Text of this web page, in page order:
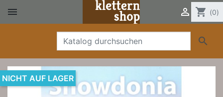
  shopping_cart (0)

NICHT AUF LAGER